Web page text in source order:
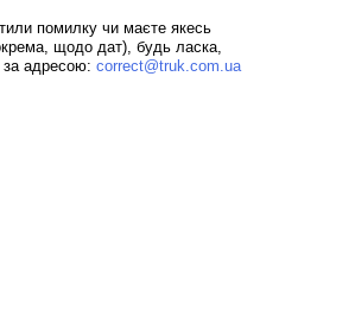
помилку чи маєте якесь
щодо дат), будь ласка,
за адресою: correct@truk.com.ua